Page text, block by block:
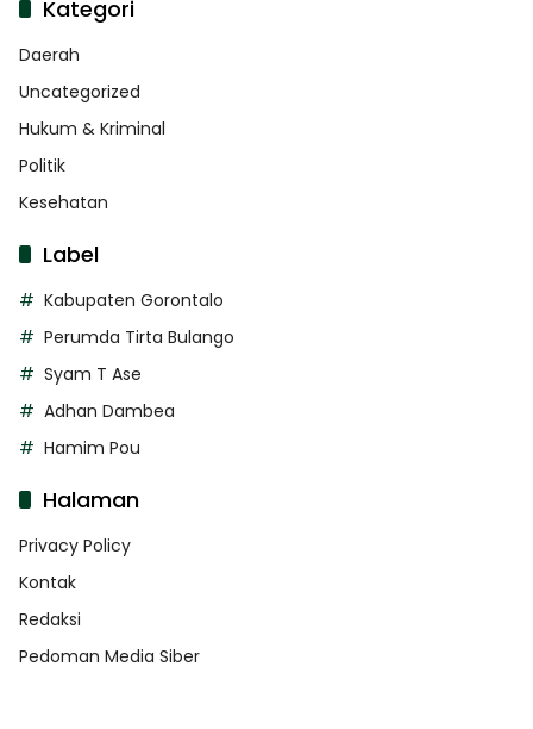
Kategori
Daerah
Uncategorized
Hukum & Kriminal
Politik
Kesehatan
Label
Kabupaten Gorontalo
Perumda Tirta Bulango
Syam T Ase
Adhan Dambea
Hamim Pou
Halaman
Privacy Policy
Kontak
Redaksi
Pedoman Media Siber